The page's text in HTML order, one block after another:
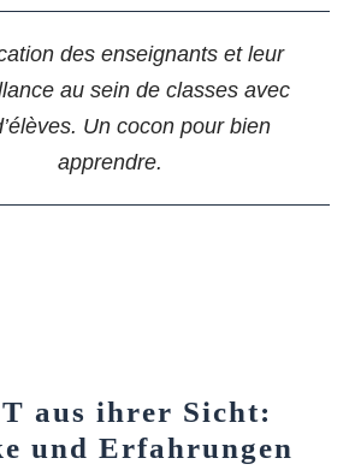
des enseignants et leur
au sein de classes avec
Un cocon pour bien
apprendre.
aus ihrer Sicht:
und Erfahrungen